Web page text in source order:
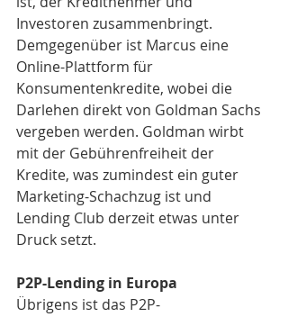
Investoren zusammenbringt.
Demgegenüber ist Marcus eine
Online-Plattform für
Konsumentenkredite, wobei die
Darlehen direkt von Goldman Sachs
vergeben werden. Goldman wirbt
mit der Gebührenfreiheit der
Kredite, was zumindest ein guter
Marketing-Schachzug ist und
Lending Club derzeit etwas unter
Druck setzt.
P2P-Lending in Europa
Übrigens ist das P2P-